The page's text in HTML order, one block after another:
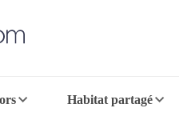
Habitat partagé